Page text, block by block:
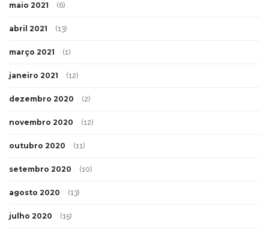
maio 2021 (6)
abril 2021 (13)
março 2021 (1)
janeiro 2021 (12)
dezembro 2020 (2)
novembro 2020 (12)
outubro 2020 (11)
setembro 2020 (10)
agosto 2020 (13)
julho 2020 (15)